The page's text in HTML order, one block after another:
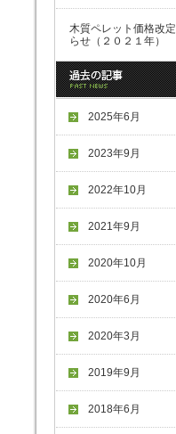
木質ペレット価格改
らせ（２０２１年）
2025年6月
2023年9月
2022年10月
2021年9月
2020年10月
2020年6月
2020年3月
2019年9月
2018年6月